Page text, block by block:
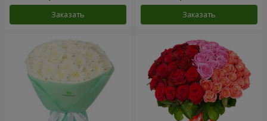
Заказать Заказать